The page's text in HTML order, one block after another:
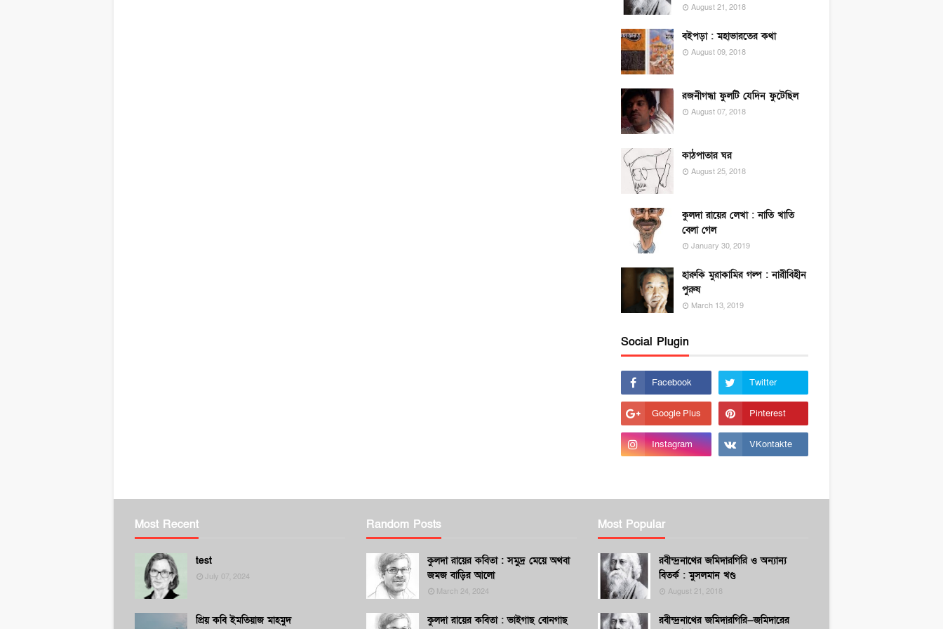
August 21, 2018
বইপড়া : মহাভারতের কথা
August 09, 2018
রজনীগন্ধা ফুলটি যেদিন ফুটেছিল
August 07, 2018
কাঠপাতার ঘর
August 25, 2018
কুলদা রায়ের লেখা : নাতি খাতি
বেলা গেল
January 30, 2019
হারুকি মুরাকামির গল্প : নারীবিহীন
পুরুষ
March 13, 2019
Social Plugin
Most Recent
test
July 07, 2024
প্রিয় কবি ইমতিয়াজ মাহমুদ
Random Posts
কুলদা রায়ের কবিতা : সমুদ্র মেয়ে অথবা
জমজ বাড়ির আলো
March 24, 2024
কুলদা রায়ের কবিতা : ভাইগাছ বোনগাছ
Most Popular
রবীন্দ্রনাথের জমিদারগিরি ও অন্যান্য
বিতর্ক : মুসলমান খণ্ড
August 21, 2018
রবীন্দ্রনাথের জমিদারগিরি—জমিদারের